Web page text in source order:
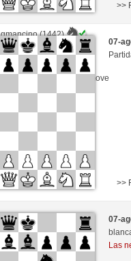
gmancino (1442)
Ottfried (1264)
side + 0 seconds/move
puntos
>>
07-
Bort01 (1119)
Ottfried (1264)
side + 0 seconds/move
>>
07-
Las